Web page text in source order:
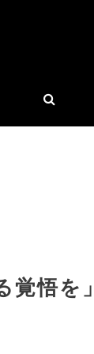
悟を」